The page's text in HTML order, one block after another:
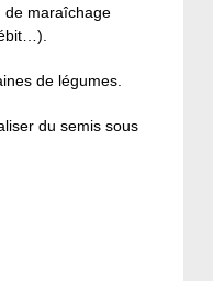
de maraîchage
de légumes.
du semis sous